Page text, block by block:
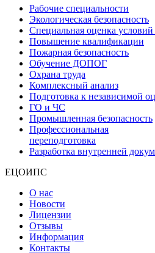
Рабочие специальности
Экологическая безопасность
Специальная оценка условий
Повышение квалификации
Пожарная безопасность
Обучение ДОПОГ
Охрана труда
Комплексный анализ
Подготовка к независимой
ГО и ЧС
Промышленная безопасность
Профессиональная
переподготовка
Разработка внутренней
ЕЦОИПС
О нас
Новости
Лицензии
Отзывы
Информация
Контакты